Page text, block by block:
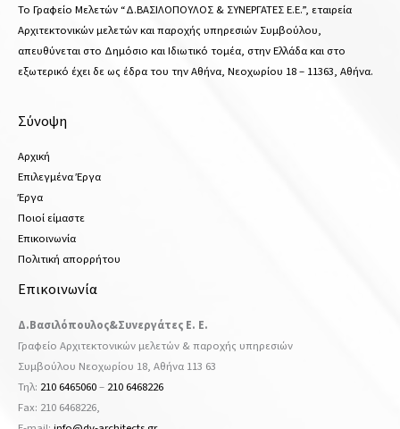
Το Γραφείο Μελετών “Δ.ΒΑΣΙΛΟΠΟΥΛΟΣ & ΣΥΝΕΡΓΑΤΕΣ Ε.Ε.”, εταιρεία
Αρχιτεκτονικών μελετών και παροχής υπηρεσιών Συμβούλου,
απευθύνεται στο Δημόσιο και Ιδιωτικό τομέα, στην Ελλάδα και στο
εξωτερικό έχει δε ως έδρα του την Αθήνα, Νεοχωρίου 18 – 11363, Αθήνα.
Σύνοψη
Αρχική
Επιλεγμένα Έργα
Έργα
Ποιοί είμαστε
Επικοινωνία
Πολιτική απορρήτου
Επικοινωνία
Δ.Βασιλόπουλος&Συνεργάτες Ε. Ε.
Γραφείο Αρχιτεκτονικών μελετών & παροχής υπηρεσιών
Συμβούλου Νεοχωρίου 18, Αθήνα 113 63
Τηλ: 210 6465060– 210 6468226
Fax: 210 6468226,